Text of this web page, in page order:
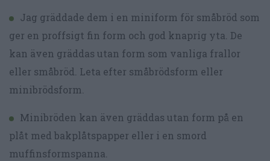
Jag gräddade dem i en miniform för småbröd som
ger en proffsigt fin form och god knaprig yta. De
kan även gräddas utan form som vanliga frallor
eller småbröd. Leta efter småbrödsform eller
minibrödsform.
Minibröden kan även gräddas utan form på en
plåt med bakplåtspapper eller i en smord
muffinsformspanna.